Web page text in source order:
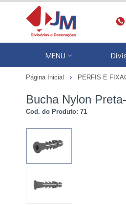
MENU
Página Inicial PERFIS E
Bucha Nylon
Cod. do Produto: 71